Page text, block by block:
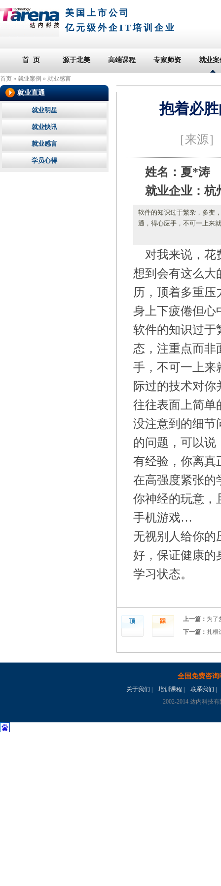
美国上市公司
亿元级外企IT培训企业
首 页 源于北美 高端课程 专家师资 就业案
首页 » 就业案例 » 就业感言
抱着必
［来源
姓名：夏*涛
就业企业：杭
软件的知识过于繁杂，多变
通，得心应手，不可一上来
对我来说，花
想到会有这么大
历，顶着多重
身上下疲倦但心
软件的知识过于
态，注重点而非
手，不可一上来
际过的技术对
往往表面上简单
没注意到的细节
的问题，可以说
有经验，你离真
在高强度紧张的
你神经的玩意，
手机游戏…
无视别人给你的
好，保证健康的
学习状态。
顶 踩 上一篇： 为了
下一篇： 扎根
就业直通
就业明星
就业快讯
就业感言
学员心得
全国免费咨询
关于我们 培训课程 联系我们
2002-2014 达内科技